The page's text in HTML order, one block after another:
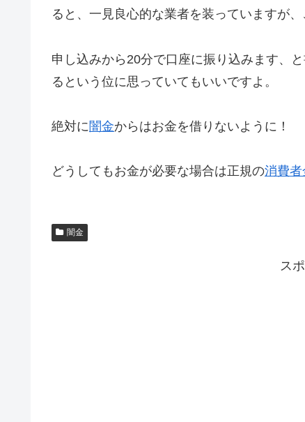
ると、一見良心的な業者を装っていますが、
申し込みから20分で口座に振り込みます、
るという位に思っていてもいいですよ。
絶対に 闇金からはお金を借りないように！
どうしてもお金が必要な場合は正規の消費者
闇金
ス